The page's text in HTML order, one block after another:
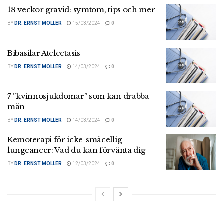
18 veckor gravid: symtom, tips och mer
BY DR. ERNST MOLLER 15/03/2024 0
Bibasilar Atelectasis
BY DR. ERNST MOLLER 14/03/2024 0
7 ”kvinnosjukdomar” som kan drabba
män
BY DR. ERNST MOLLER 14/03/2024 0
Kemoterapi för icke-småcellig
lungcancer: Vad du kan förvänta dig
BY DR. ERNST MOLLER 12/03/2024 0